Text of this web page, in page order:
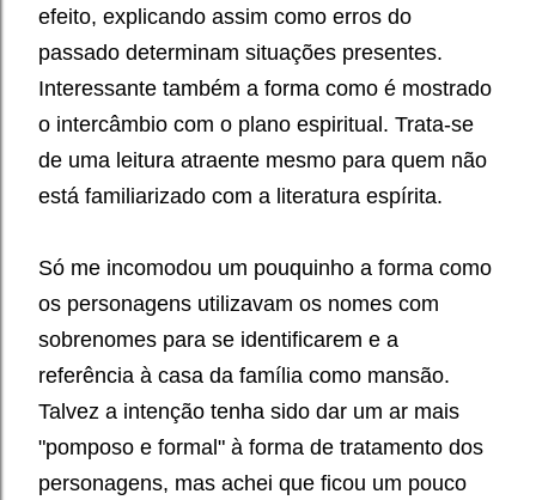
efeito, explicando assim como erros do
passado determinam situações presentes.
Interessante também a forma como é mostrado
o intercâmbio com o plano espiritual. Trata-se
de uma leitura atraente mesmo para quem não
está familiarizado com a literatura espírita.
Só me incomodou um pouquinho a forma como
os personagens utilizavam os nomes com
sobrenomes para se identificarem e a
referência à casa da família como mansão.
Talvez a intenção tenha sido dar um ar mais
"pomposo e formal" à forma de tratamento dos
personagens, mas achei que ficou um pouco